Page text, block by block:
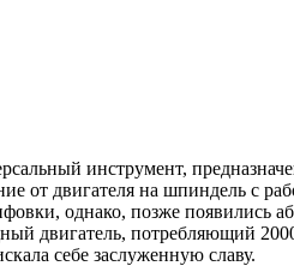
инструмент,
от двигателя на шпиндель с
однако, позже появились
двигатель, потребляющий
себе заслуженную славу.